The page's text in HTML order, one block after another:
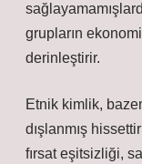
grupların
derinleştirir.
Etnik kimlik,
dışlanmış
fırsat eşitsizliği,